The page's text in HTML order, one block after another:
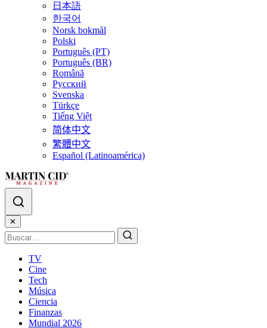
日本語
한국어
Norsk bokmål
Polski
Português (PT)
Português (BR)
Română
Русский
Svenska
Türkçe
Tiếng Việt
简体中文
繁體中文
Español (Latinoamérica)
✕
TV
Cine
Tech
Música
Ciencia
Finanzas
Mundial 2026